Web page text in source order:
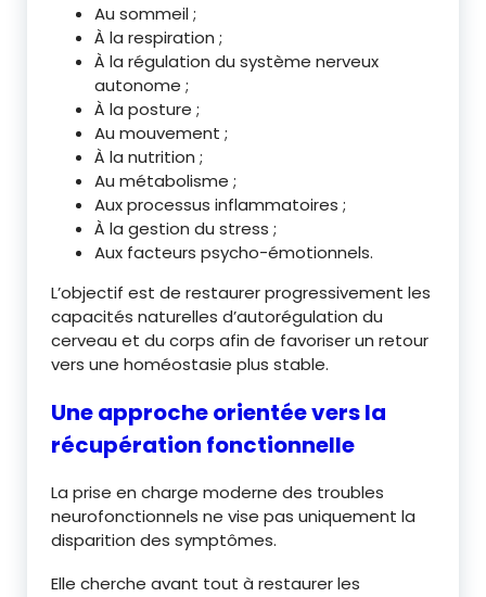
Au sommeil ;
À la respiration ;
À la régulation du système nerveux
autonome ;
À la posture ;
Au mouvement ;
À la nutrition ;
Au métabolisme ;
Aux processus inflammatoires ;
À la gestion du stress ;
Aux facteurs psycho-émotionnels.
L’objectif est de restaurer progressivement les
capacités naturelles d’autorégulation du
cerveau et du corps afin de favoriser un retour
vers une homéostasie plus stable.
Une approche orientée vers la
récupération fonctionnelle
La prise en charge moderne des troubles
neurofonctionnels ne vise pas uniquement la
disparition des symptômes.
Elle cherche avant tout à restaurer les